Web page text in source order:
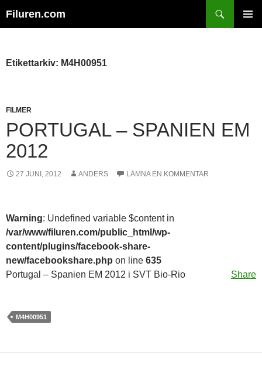
till
Filuren.com
Etikettarkiv: M4H00951
FILMER
PORTUGAL – SPANIEN EM
2012
27 JUNI, 2012 ANDERS LÄMNA EN KOMMENTAR
Warning: Undefined variable $content in
/var/www/filuren.com/public_html/wp-
content/plugins/facebook-share-
new/facebookshare.php on line 635
Share
Portugal – Spanien EM 2012 i SVT Bio-Rio
M4H00951